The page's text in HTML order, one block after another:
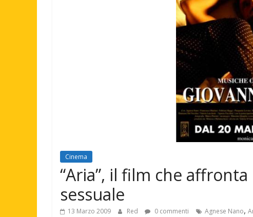
Cinema
“Aria”, il film che
sessuale
13 Marzo 2009 Red 0 commenti Agnese Nano,